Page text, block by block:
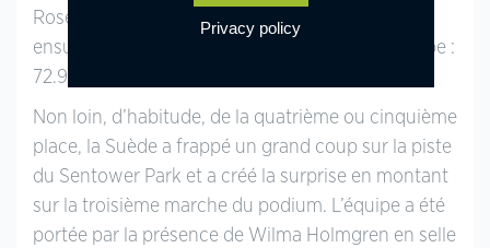
Rosenkilde et son costaud DSP Cosmo Royale, a
ensuite confirmé l’excellente forme de son équipe :
72.943 %.
Non loin, d’habitude, de la quatrième ou cinquième
place, la Suède a frappé un grand coup sur la piste
du Sentower Park et a créé la surprise en montant
sur la troisième marche du podium. L’équipe a été
portée par la présence de Wilma Holmgren en selle
Privacy policy